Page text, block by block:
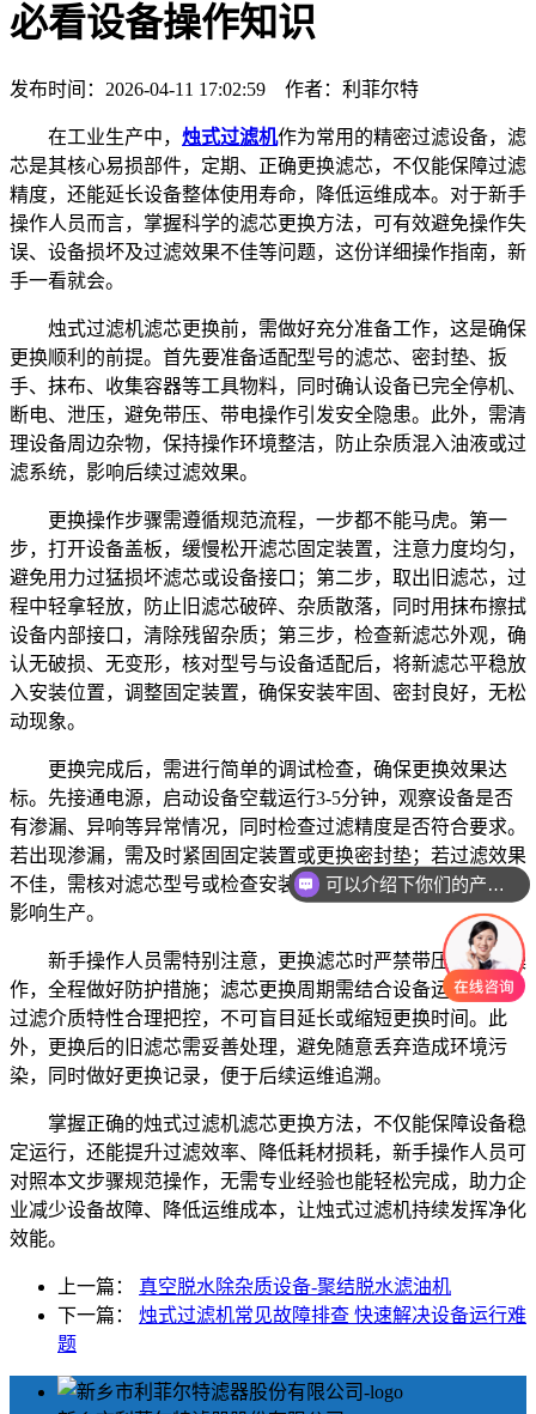
必看设备操作知识
发布时间：2026-04-11 17:02:59 作者：利菲尔特
在工业生产中， 烛式过滤机作为常用的精密过滤设备，滤
芯是其核心易损部件，定期、正确更换滤芯，不仅能保障过滤
精度，还能延长设备整体使用寿命，降低运维成本。对于新手
操作人员而言，掌握科学的滤芯更换方法，可有效避免操作失
误、设备损坏及过滤效果不佳等问题，这份详细操作指南，新
手一看就会。
烛式过滤机滤芯更换前，需做好充分准备工作，这是确保
更换顺利的前提。首先要准备适配型号的滤芯、密封垫、扳
手、抹布、收集容器等工具物料，同时确认设备已完全停机、
断电、泄压，避免带压、带电操作引发安全隐患。此外，需清
理设备周边杂物，保持操作环境整洁，防止杂质混入油液或过
滤系统，影响后续过滤效果。
更换操作步骤需遵循规范流程，一步都不能马虎。第一
步，打开设备盖板，缓慢松开滤芯固定装置，注意力度均匀，
避免用力过猛损坏滤芯或设备接口；第二步，取出旧滤芯，过
程中轻拿轻放，防止旧滤芯破碎、杂质散落，同时用抹布擦拭
设备内部接口，清除残留杂质；第三步，检查新滤芯外观，确
认无破损、无变形，核对型号与设备适配后，将新滤芯平稳放
入安装位置，调整固定装置，确保安装牢固、密封良好，无松
动现象。
更换完成后，需进行简单的调试检查，确保更换效果达
标。先接通电源，启动设备空载运行3-5分钟，观察设备是否
有渗漏、异响等异常情况，同时检查过滤精度是否符合要求。
若出现渗漏，需及时紧固固定装置或更换密封垫；若过滤效果
不佳，需核对滤芯型号或检查安装是否到位，避免因操作不当
影响生产。
新手操作人员需特别注意，更换滤芯时严禁带压、带电操
作，全程做好防护措施；滤芯更换周期需结合设备运行工况、
过滤介质特性合理把控，不可盲目延长或缩短更换时间。此
外，更换后的旧滤芯需妥善处理，避免随意丢弃造成环境污
染，同时做好更换记录，便于后续运维追溯。
掌握正确的烛式过滤机滤芯更换方法，不仅能保障设备稳
定运行，还能提升过滤效率、降低耗材损耗，新手操作人员可
对照本文步骤规范操作，无需专业经验也能轻松完成，助力企
业减少设备故障、降低运维成本，让烛式过滤机持续发挥净化
效能。
上一篇： 真空脱水除杂质设备-聚结脱水滤油机
下一篇： 烛式过滤机常见故障排查 快速解决设备运行难
题
可以介绍下你们的产品么